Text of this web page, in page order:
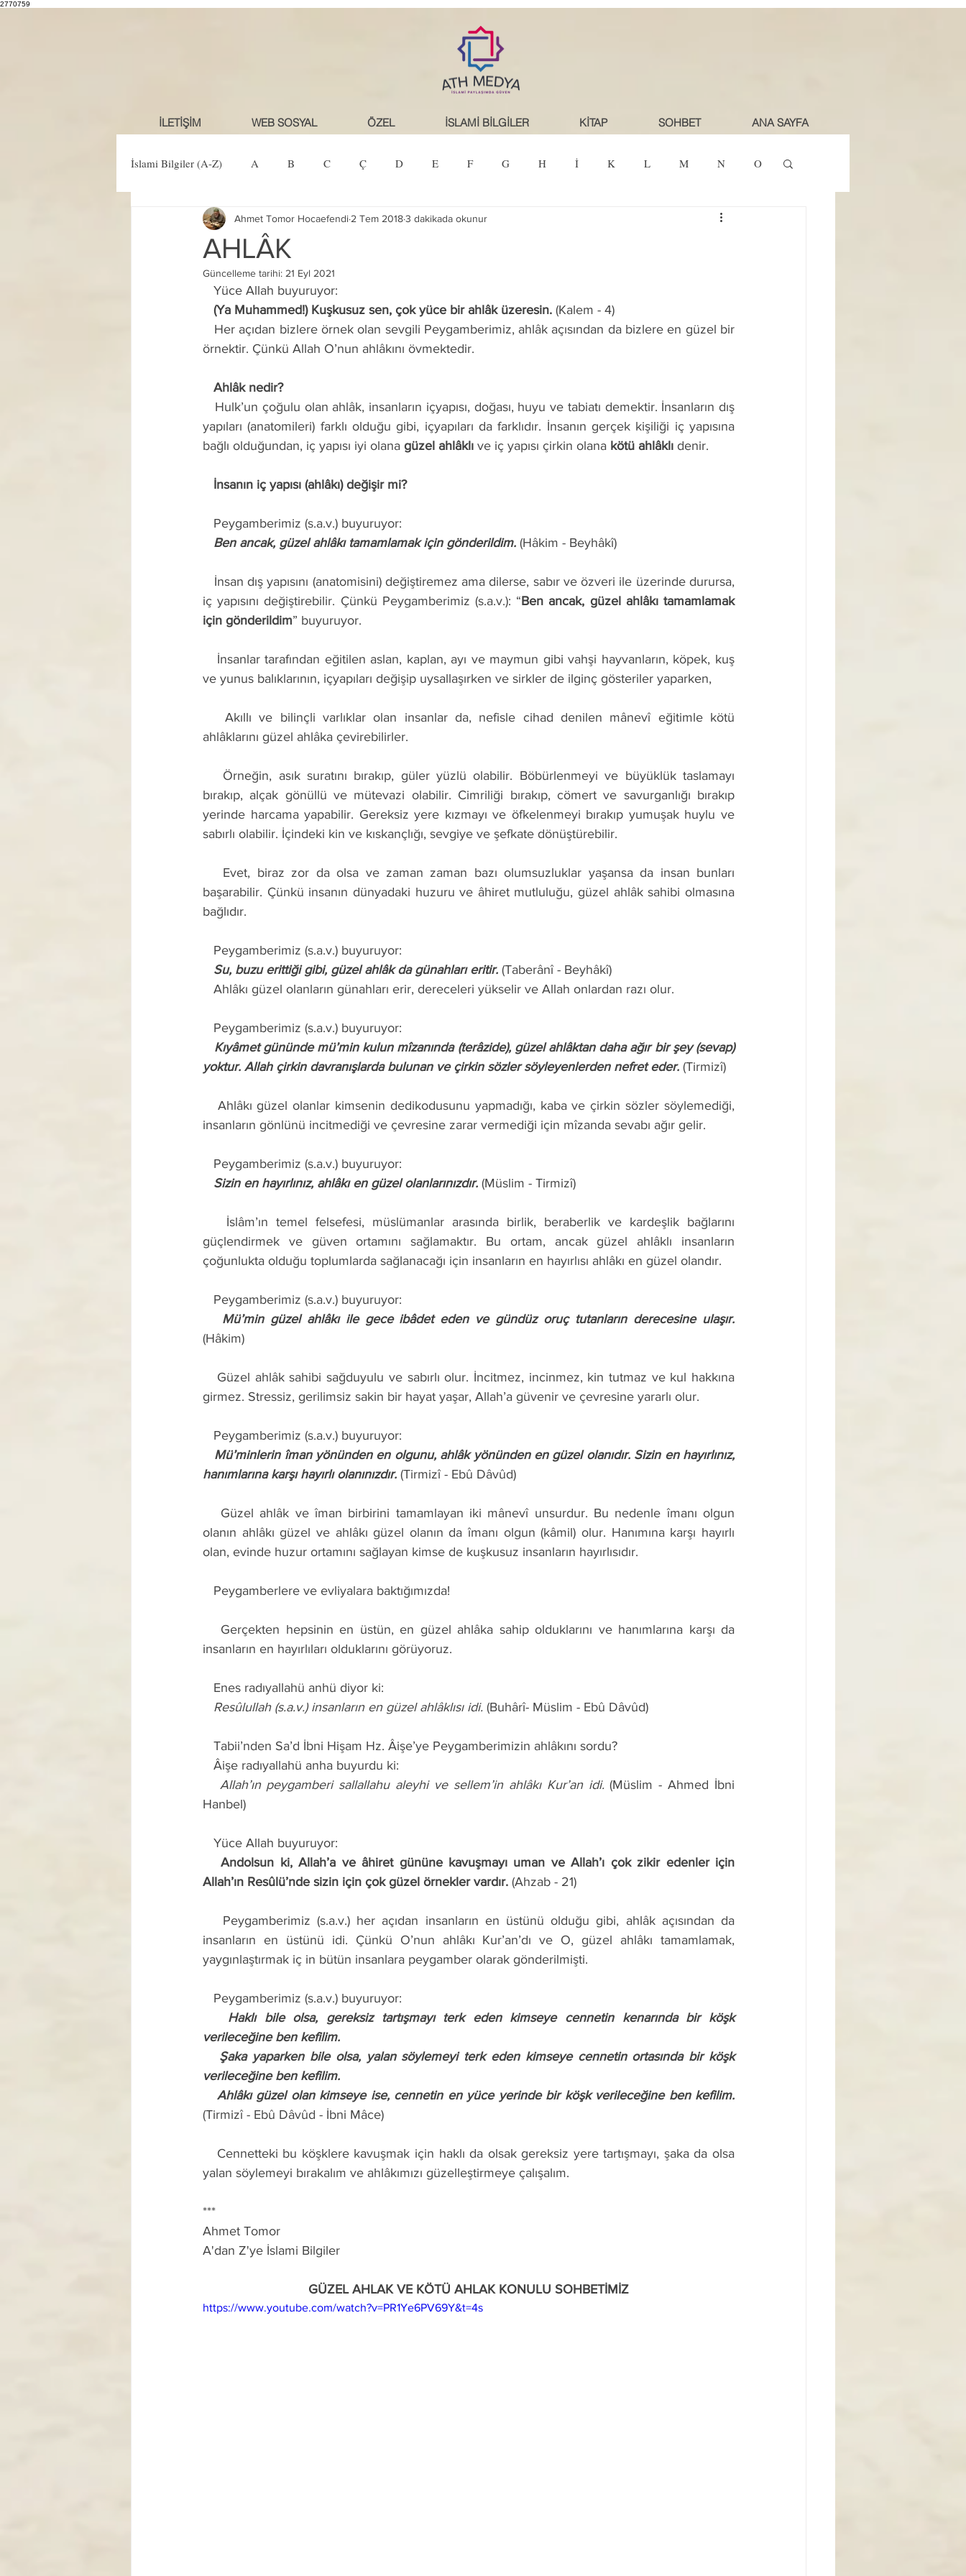
2770759
ANA SAYFA
SOHBET
KİTAP
İSLAMİ BİLGİLER
ÖZEL
WEB SOSYAL
İLETİŞİM
İslami Bilgiler (A-Z) A B C Ç D E F G H İ K L M N O
R S Ş T U Ü V Y
AHLÂK
Ahmet Tomor Hocaefendi 2 Tem 20183 dakikada okunur
Güncelleme tarihi: 21 Eyl 2021
   Yüce Allah buyuruyor:
   (Ya Muhammed!) Kuşkusuz sen, çok yüce bir ahlâk üzeresin.
(Kalem - 4)
örnektir. Çünkü Allah O’nun ahlâkını övmektedir.
   Ahlâk nedir?
yapıları (anatomileri) farklı olduğu gibi, içyapıları da farklıdır. İnsanın gerçek kişiliği iç yapısına
bağlı olduğundan, iç yapısı iyi olana güzel ahlâklı ve iç yapısı çirkin olana kötü ahlâklı denir.
   İnsanın iç yapısı (ahlâkı) değişir mi?
   Peygamberimiz (s.a.v.) buyuruyor:
   Ben ancak, güzel ahlâkı tamamlamak için gönderildim.
(Hâkim - Beyhâkî)
iç yapısını değiştirebilir. Çünkü Peygamberimiz (s.a.v.): “Ben ancak, güzel ahlâkı tamamlamak
için gönderildim” buyuruyor.
ve yunus balıklarının, içyapıları değişip uysallaşırken ve sirkler de ilginç gösteriler yaparken,
ahlâklarını güzel ahlâka çevirebilirler.
bırakıp, alçak gönüllü ve mütevazi olabilir. Cimriliği bırakıp, cömert ve savurganlığı bırakıp
yerinde harcama yapabilir. Gereksiz yere kızmayı ve öfkelenmeyi bırakıp yumuşak huylu ve
sabırlı olabilir. İçindeki kin ve kıskançlığı, sevgiye ve şefkate dönüştürebilir.
başarabilir. Çünkü insanın dünyadaki huzuru ve âhiret mutluluğu, güzel ahlâk sahibi olmasına
bağlıdır.
   Peygamberimiz (s.a.v.) buyuruyor:
   Su, buzu erittiği gibi, güzel ahlâk da günahları eritir.
(Taberânî - Beyhâkî)
   Ahlâkı güzel olanların günahları erir, dereceleri yükselir ve Allah onlardan razı olur.
   Peygamberimiz (s.a.v.) buyuruyor:
yoktur. Allah çirkin davranışlarda bulunan ve çirkin sözler söyleyenlerden nefret eder. (Tirmizî)
insanların gönlünü incitmediği ve çevresine zarar vermediği için mîzanda sevabı ağır gelir.
   Peygamberimiz (s.a.v.) buyuruyor:
   Sizin en hayırlınız, ahlâkı en güzel olanlarınızdır.
(Müslim - Tirmizî)
güçlendirmek ve güven ortamını sağlamaktır. Bu ortam, ancak güzel ahlâklı insanların
çoğunlukta olduğu toplumlarda sağlanacağı için insanların en hayırlısı ahlâkı en güzel olandır.
   Peygamberimiz (s.a.v.) buyuruyor:
   Mü’min güzel ahlâkı ile gece ibâdet eden ve gündüz oruç tutanların derecesine ulaşır.
(Hâkim)
girmez. Stressiz, gerilimsiz sakin bir hayat yaşar, Allah’a güvenir ve çevresine yararlı olur.
   Peygamberimiz (s.a.v.) buyuruyor:
hanımlarına karşı hayırlı olanınızdır. (Tirmizî - Ebû Dâvûd)
olanın ahlâkı güzel ve ahlâkı güzel olanın da îmanı olgun (kâmil) olur. Hanımına karşı hayırlı
olan, evinde huzur ortamını sağlayan kimse de kuşkusuz insanların hayırlısıdır.
   Peygamberlere ve evliyalara baktığımızda!
insanların en hayırlıları olduklarını görüyoruz.
   Enes radıyallahü anhü diyor ki:
   Resûlullah (s.a.v.) insanların en güzel ahlâklısı idi.
(Buhârî- Müslim - Ebû Dâvûd)
   Tabii’nden Sa’d İbni Hişam Hz. Âişe’ye Peygamberimizin ahlâkını sordu?
   Âişe radıyallahü anha buyurdu ki:
   Allah’ın peygamberi sallallahu aleyhi ve sellem’in ahlâkı Kur’an idi.
(Müslim - Ahmed İbni
Hanbel)
   Yüce Allah buyuruyor:
   Andolsun ki, Allah’a ve âhiret gününe kavuşmayı uman ve Allah’ı çok zikir edenler için
Allah’ın Resûlü’nde sizin için çok güzel örnekler vardır. (Ahzab - 21)
insanların en üstünü idi. Çünkü O’nun ahlâkı Kur’an’dı ve O, güzel ahlâkı tamamlamak,
yaygınlaştırmak iç in bütün insanlara peygamber olarak gönderilmişti.
   Peygamberimiz (s.a.v.) buyuruyor:
verileceğine ben kefilim.
verileceğine ben kefilim.
   Ahlâkı güzel olan kimseye ise, cennetin en yüce yerinde bir köşk verileceğine ben kefilim.
(Tirmizî - Ebû Dâvûd - İbni Mâce)
yalan söylemeyi bırakalım ve ahlâkımızı güzelleştirmeye çalışalım.
***
Ahmet Tomor
A'dan Z'ye İslami Bilgiler
GÜZEL AHLAK VE KÖTÜ AHLAK KONULU SOHBETİMİZ
https://www.youtube.com/watch?v=PR1Ye6PV69Y&t=4s